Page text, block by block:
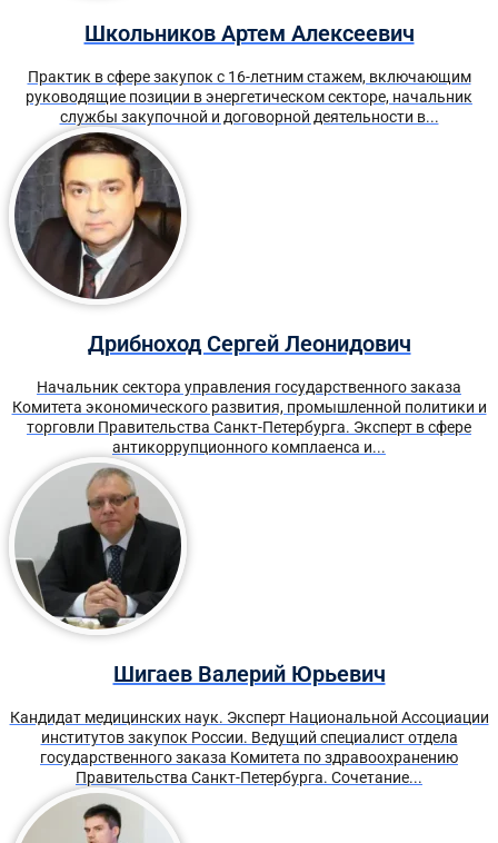
Школьников Артем Алексеевич
Практик в сфере закупок с 16-летним стажем, включающим
руководящие позиции в энергетическом секторе, начальник
службы закупочной и договорной деятельности в...
Дрибноход Сергей Леонидович
Начальник сектора управления государственного заказа
Комитета экономического развития, промышленной политики и
торговли Правительства Санкт-Петербурга. Эксперт в сфере
антикоррупционного комплаенса и...
Шигаев Валерий Юрьевич
Кандидат медицинских наук. Эксперт Национальной Ассоциации
институтов закупок России. Ведущий специалист отдела
государственного заказа Комитета по здравоохранению
Правительства Санкт-Петербурга. Сочетание...